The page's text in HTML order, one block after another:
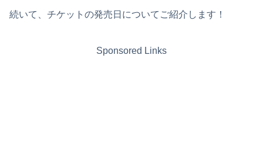
続いて、チケットの発売日についてご紹介します！
Sponsored Links